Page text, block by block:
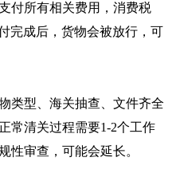
付所有相关费用，消费税
完成后，货物会被放行，可
类型、海关抽查、文件齐全
常清关过程需要1-2个工作
性审查，可能会延长。